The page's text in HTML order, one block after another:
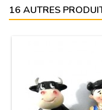
16 AUTRES